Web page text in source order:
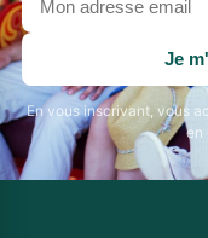
adresse
email
Je
En vous inscrivant, vous
en